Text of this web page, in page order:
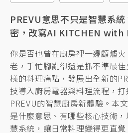
PREVU意思不只是智慧系
密，改寫AI KITCHEN with
你是否也曾在廚房裡一邊顧爐
老，手忙腳亂卻還是抓不準最
樣的料理痛點，發展出全新的
技導入廚房電器與料理流程，
PREVU的智慧廚房新體驗。本
是什麼意思、有哪些核心技術
慧系統，讓日常料理變得更直